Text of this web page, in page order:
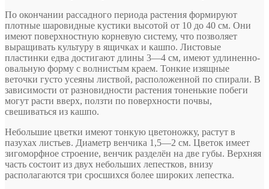
По окончании рассадного периода растения формируют
плотные шаровидные кустики высотой от 10 до 40 см. Они
имеют поверхностную корневую систему, что позволяет
выращивать культуру в ящичках и кашпо. Листовые
пластинки едва достигают длины 3—4 см, имеют удлиненно-
овальную форму с волнистым краем. Тонкие изящные
веточки густо усеяны листвой, расположенной по спирали. В
зависимости от разновидности растения тоненькие побеги
могут расти вверх, ползти по поверхности почвы,
свешиваться из кашпо.
Небольшие цветки имеют тонкую цветоножку, растут в
пазухах листьев. Диаметр венчика 1,5—2 см. Цветок имеет
зигоморфное строение, венчик разделён на две губы. Верхняя
часть состоит из двух небольших лепестков, внизу
располагаются три сросшихся более широких лепестка.